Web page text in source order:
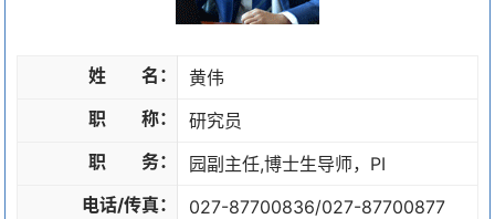
姓 名：
黄伟
职 称：
研究员
职 务：
园副主任,博士生导师，PI
电话/传真：
027-87700836/027-87700877